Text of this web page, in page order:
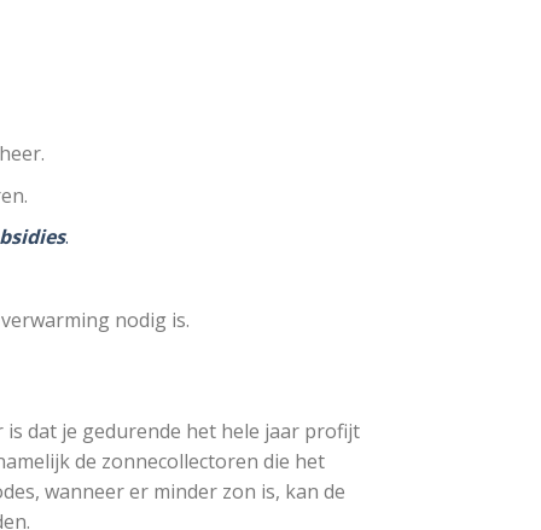
.
nodig is.
dat je gedurende het hele jaar profijt
de zonnecollectoren die het
wanneer er minder zon is, kan de